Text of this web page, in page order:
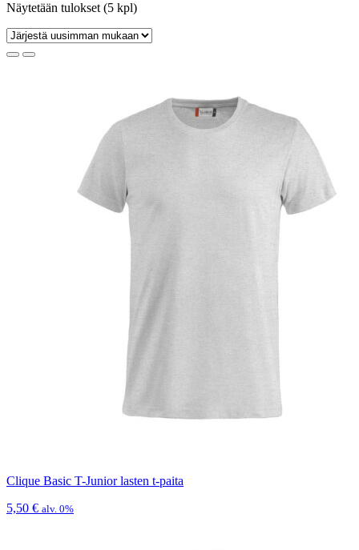
Näytetään tulokset (5 kpl)
Clique Basic T-Junior lasten t-paita
5,50 € alv. 0%